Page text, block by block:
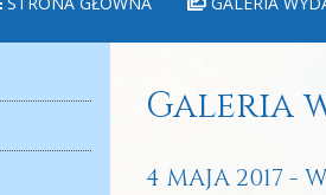
Galeria
4 MAJA 2017 -